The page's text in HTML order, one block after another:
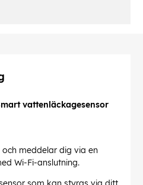
vattenläckagesensor
meddelar dig via en
Wi-Fi-anslutning.